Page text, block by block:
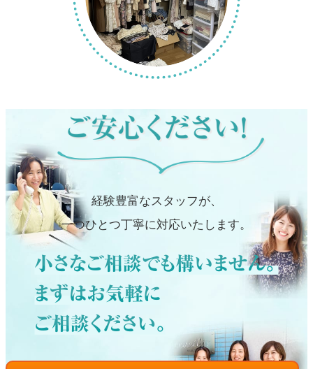
経験豊富なスタッフが、
一つひとつ丁寧に対応いたします。